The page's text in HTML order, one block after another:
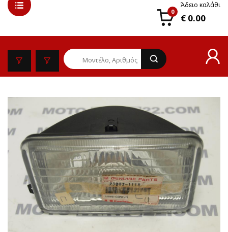
0
Άδειο καλάθι
€ 0.00